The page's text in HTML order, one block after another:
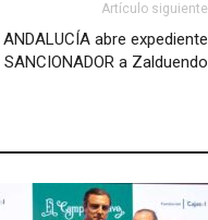
Artículo siguiente
abre expediente
SANCIONADOR a Zalduendo